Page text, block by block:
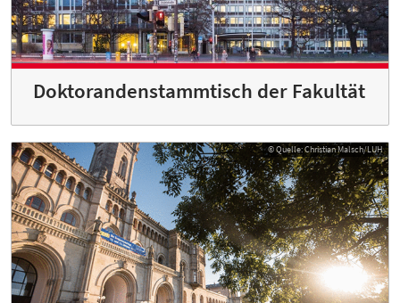
Doktorandenstammtisch der Fakultät
© Quelle: Christian Malsch/LUH